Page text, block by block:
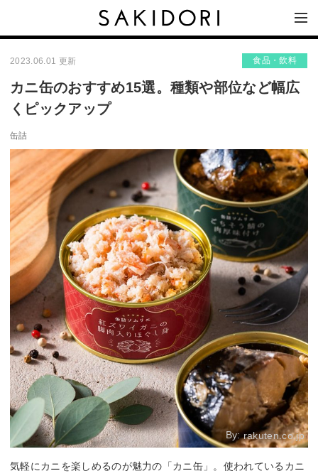
2023.06.01 更新 食品・飲料
カニ缶のおすすめ15選。種類や部位など幅広
くピックアップ
缶詰
By:rakuten.co.jp
気軽にカニを楽しめるのが魅力の「カニ缶」。使われているカニ